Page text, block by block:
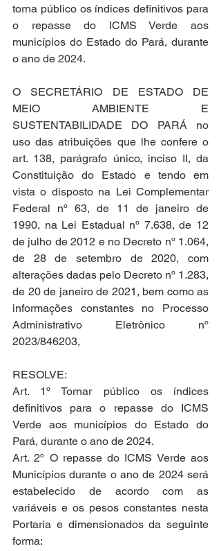
torna público os índices deﬁnitivos para
o repasse do ICMS Verde aos
municípios do Estado do Pará, durante
o ano de 2024.
O SECRETÁRIO DE ESTADO DE
MEIO AMBIENTE E
SUSTENTABILIDADE DO PARÁ no
uso das atribuições que lhe confere o
art. 138, parágrafo único, inciso II, da
Constituição do Estado e tendo em
vista o disposto na Lei Complementar
Federal nº 63, de 11 de janeiro de
1990, na Lei Estadual nº 7.638, de 12
de julho de 2012 e no Decreto nº 1.064,
de 28 de setembro de 2020, com
alterações dadas pelo Decreto nº 1.283,
de 20 de janeiro de 2021, bem como as
informações constantes no Processo
Administrativo Eletrônico nº
2023/846203,
RESOLVE:
Art. 1º Tornar público os índices
definitivos para o repasse do ICMS
Verde aos municípios do Estado do
Pará, durante o ano de 2024.
Art. 2º O repasse do ICMS Verde aos
Municípios durante o ano de 2024 será
estabelecido de acordo com as
variáveis e os pesos constantes nesta
Portaria e dimensionados da seguinte
forma: